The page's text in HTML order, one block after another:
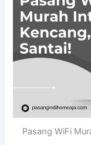
Pasang WiFi